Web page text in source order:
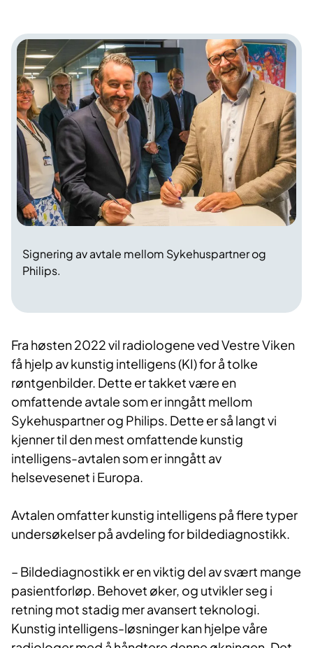
Signering av avtale mellom Sykehuspartner og
Philips.
Fra høsten 2022 vil radiologene ved Vestre Viken
få hjelp av kunstig intelligens (KI) for å tolke
røntgenbilder. Dette er takket være en
omfattende avtale som er inngått mellom
Sykehuspartner og Philips. Dette er så langt vi
kjenner til den mest omfattende kunstig
intelligens-avtalen som er inngått av
helsevesenet i Europa.
​Avtalen om​fatter kunstig intelligens på flere typer
undersøkelser på avdeling for bildediagnostikk.
– Bildediagnostikk er en viktig del av svært mange
pasientforløp. Behovet øker, og utvikler seg i
retning mot stadig mer avansert teknologi.
Kunstig intelligens-løsninger kan hjelpe våre